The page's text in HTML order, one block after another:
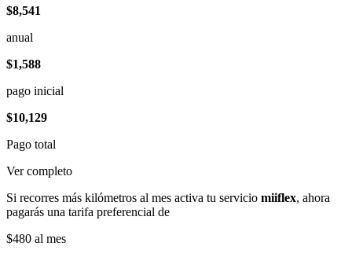
$8,541
anual
$1,588
pago inicial
$10,129
Pago total
Ver completo
Si recorres más kilómetros al mes activa tu servicio miiflex, ahora
pagarás una tarifa preferencial de
$480 al mes